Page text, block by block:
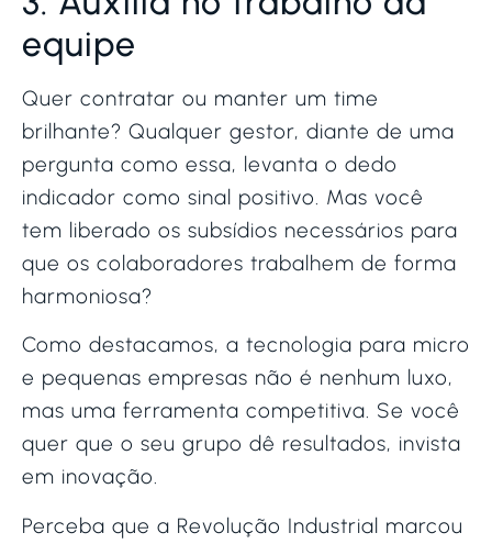
equipe
Quer contratar ou manter um time
brilhante? Qualquer gestor, diante de uma
pergunta como essa, levanta o dedo
indicador como sinal positivo. Mas você
tem liberado os subsídios necessários para
que os colaboradores trabalhem de forma
harmoniosa?
Como destacamos, a tecnologia para micro
e pequenas empresas não é nenhum luxo,
mas uma ferramenta competitiva. Se você
quer que o seu grupo dê resultados, invista
em inovação.
Perceba que a Revolução Industrial marcou